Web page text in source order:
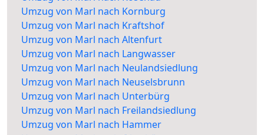
Umzug von Marl nach Kornburg
Umzug von Marl nach Kraftshof
Umzug von Marl nach Altenfurt
Umzug von Marl nach Langwasser
Umzug von Marl nach Neulandsiedlung
Umzug von Marl nach Neuselsbrunn
Umzug von Marl nach Unterbürg
Umzug von Marl nach Freilandsiedlung
Umzug von Marl nach Hammer